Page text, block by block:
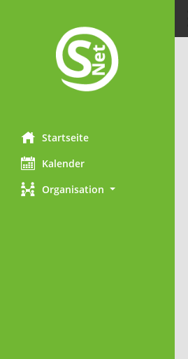
Startseite
Kalender
Organisation